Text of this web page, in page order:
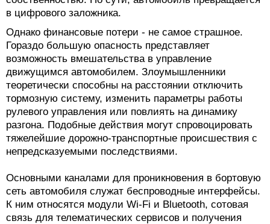
в цифрового заложника.
Однако финансовые потери - не самое страшное.
Гораздо большую опасность представляет
возможность вмешательства в управление
движущимся автомобилем. Злоумышленники
теоретически способны на расстоянии отключить
тормозную систему, изменить параметры работы
рулевого управления или повлиять на динамику
разгона. Подобные действия могут спровоцировать
тяжелейшие дорожно-транспортные происшествия с
непредсказуемыми последствиями.
Основными каналами для проникновения в бортовую
сеть автомобиля служат беспроводные интерфейсы.
К ним относятся модули Wi-Fi и Bluetooth, сотовая
связь для телематических сервисов и получения